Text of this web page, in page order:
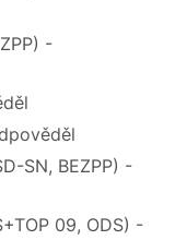
-
SN, BEZPP) -
09, ODS) -